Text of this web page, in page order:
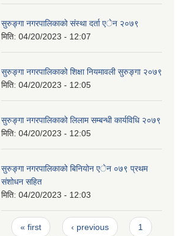
सुरुङ्गा नगरपालिकाको संस्था दर्ता एेन २०७९
मिति: 04/20/2023 - 12:07
सुरुङ्गा नगरपालिकाको शिक्षा नियमावली सुरुङ्गा २०७९
मिति: 04/20/2023 - 12:05
सुरुङ्गा नगरपालिकाको लिलाम सम्बन्धी कार्यविधि २०७९
मिति: 04/20/2023 - 12:05
सुरुङ्गा नगरपालिकाको बिनियोन एेन ०७९ प्रथम
संशोधन सहित
मिति: 04/20/2023 - 12:03
Pages
« first ‹ previous 1